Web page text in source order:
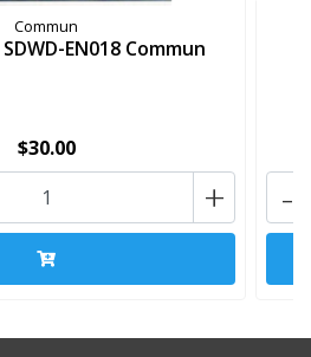
Commun
EN018 Commun
$30.00
+ -